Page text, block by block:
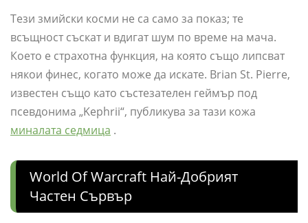
Тези змийски косми не са само за показ; те
всъщност съскат и вдигат шум по време на мача.
Което е страхотна функция, на която също липсват
някои финес, когато може да искате. Brian St. Pierre,
известен също като състезателен геймър под
псевдонима „Kephrii“, публикува за тази кожа
миналата седмица .
World Of Warcraft Най-Добрият
Частен Сървър